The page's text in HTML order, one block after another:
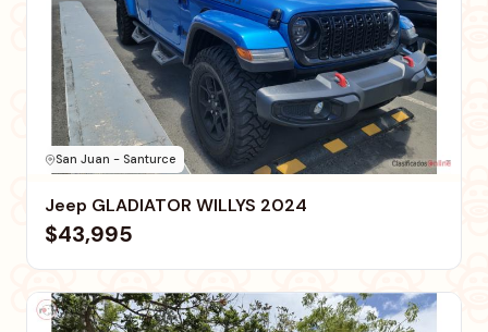
San Juan - Santurce
Jeep GLADIATOR WILLYS 2024
$43,995